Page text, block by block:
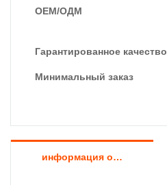
ОЕМ/ОДМ
Гарантированное качество
Минимальный заказ
информация о продукте